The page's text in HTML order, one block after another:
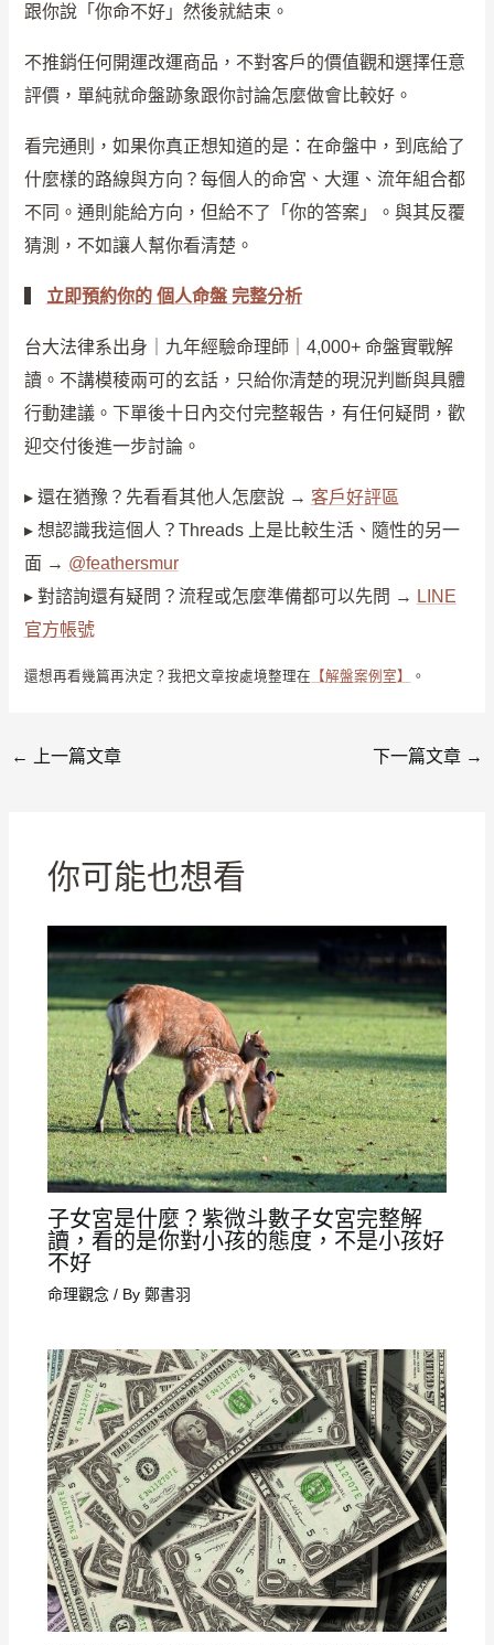
跟你說「你命不好」然後就結束。
不推銷任何開運改運商品，不對客戶的價值觀和選擇任意
評價，單純就命盤跡象跟你討論怎麼做會比較好。
看完通則，如果你真正想知道的是：在命盤中，到底給了
什麼樣的路線與方向？每個人的命宮、大運、流年組合都
不同。通則能給方向，但給不了「你的答案」。與其反覆
猜測，不如讓人幫你看清楚。
立即預約你的 個人命盤 完整分析
台大法律系出身｜九年經驗命理師｜4,000+ 命盤實戰解
讀。不講模稜兩可的玄話，只給你清楚的現況判斷與具體
行動建議。下單後十日內交付完整報告，有任何疑問，歡
迎交付後進一步討論。
▸ 還在猶豫？先看看其他人怎麼說 → 客戶好評區
▸ 想認識我這個人？Threads 上是比較生活、隨性的另一
面 → @feathersmur
▸ 對諮詢還有疑問？流程或怎麼準備都可以先問 → LINE
官方帳號
還想再看幾篇再決定？我把文章按處境整理在 【解盤案例室】 。
← 上一篇文章 下一篇文章 →
你可能也想看
子女宮是什麼？紫微斗數子女宮完整解
讀，看的是你對小孩的態度，不是小孩好
不好
命理觀念/ By 鄭書羽